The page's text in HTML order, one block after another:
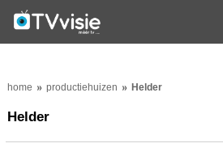
home productiehuizen Helder
Helder